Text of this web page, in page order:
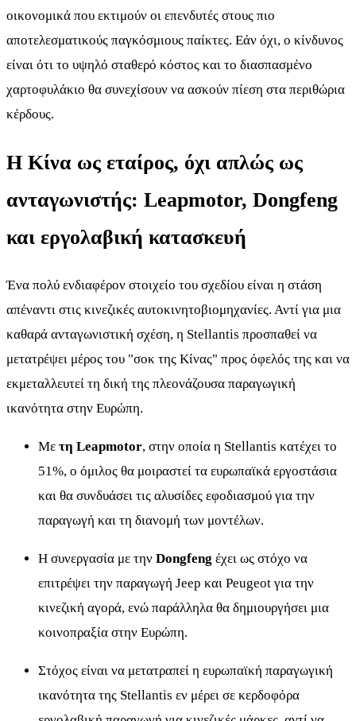
οικονομικά που εκτιμούν οι επενδυτές στους πιο
αποτελεσματικούς παγκόσμιους παίκτες. Εάν όχι, ο κίνδυνος
είναι ότι το υψηλό σταθερό κόστος και το διασπασμένο
χαρτοφυλάκιο θα συνεχίσουν να ασκούν πίεση στα περιθώρια
κέρδους.
Η Κίνα ως εταίρος, όχι απλώς ως
ανταγωνιστής: Leapmotor, Dongfeng
και εργολαβική κατασκευή
Ένα πολύ ενδιαφέρον στοιχείο του σχεδίου είναι η στάση
απέναντι στις κινεζικές αυτοκινητοβιομηχανίες. Αντί για μια
καθαρά ανταγωνιστική σχέση, η Stellantis προσπαθεί να
μετατρέψει μέρος του "σοκ της Κίνας" προς όφελός της και να
εκμεταλλευτεί τη δική της πλεονάζουσα παραγωγική
ικανότητα στην Ευρώπη.
Με τη Leapmotor, στην οποία η Stellantis κατέχει το
51%, ο όμιλος θα μοιραστεί τα ευρωπαϊκά εργοστάσια
και θα συνδυάσει τις αλυσίδες εφοδιασμού για την
παραγωγή και τη διανομή των μοντέλων.
Η συνεργασία με την Dongfeng έχει ως στόχο να
επιτρέψει την παραγωγή Jeep και Peugeot για την
κινεζική αγορά, ενώ παράλληλα θα δημιουργήσει μια
κοινοπραξία στην Ευρώπη.
Στόχος είναι να μετατραπεί η ευρωπαϊκή παραγωγική
ικανότητα της Stellantis εν μέρει σε κερδοφόρα